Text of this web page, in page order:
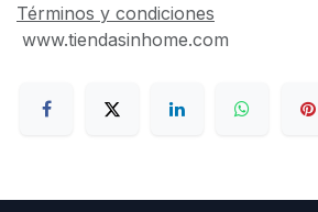
Términos y condiciones
www.tiendasinhome.com